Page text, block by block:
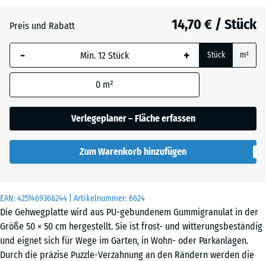
EAN:4251469366244 | Artikelnummer:6624
Die Gehwegplatte wird aus PU-gebundenem Gummigranulat in der
Größe 50 × 50 cm hergestellt. Sie ist frost- und witterungsbeständig
und eignet sich für Wege im Garten, in Wohn- oder Parkanlagen.
Durch die präzise Puzzle-Verzahnung an den Rändern werden die
+ 0,50 €
Die gewählte, blau
umrandete
Abmessung wird
Produktdaten nicht
anders angegeben)
für die
Bedarfsberechnung
x
50
x 4
cm
|
Preis und Rabatt 14,70 € / Stück
- + Stück m²
0 m²
Verlegeplaner – Fläche erfassen
Zum Warenkorb hinzufügen